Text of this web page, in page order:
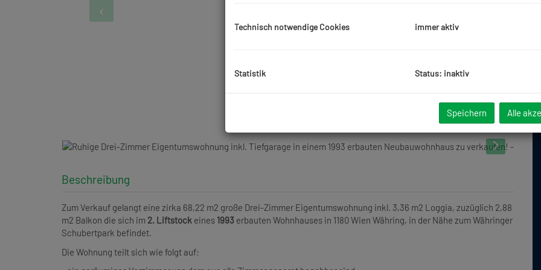
Beschreibung
Zum Verkauf gelangt eine zirka 68,22 m2 große Drei-Zimmer Eigentumswohnung inkl. 3,36 m2 Loggia, zuzüglich 2,88
m2 Balkon die sich im 2. Liftstock eines 1993 erbauten Wohnhauses in 1180 Wien Währing, in der Nähe zum Währinger
Schubertpark befindet.
Die Wohnung teilt sich wie folgt auf:
Technisch notwendige Cookies immer aktiv
Statistik Status: inaktiv
Speichern Alle